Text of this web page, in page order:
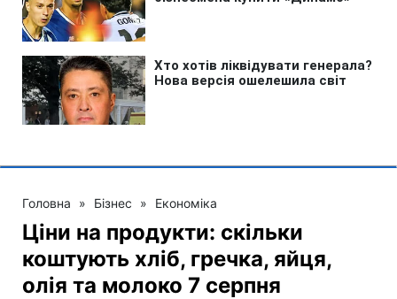
Головна » Бізнес » Економіка
Ціни на продукти: скільки
коштують хліб, гречка, яйця,
олія та молоко 7 серпня